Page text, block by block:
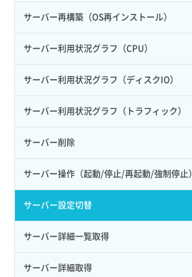
サーバー再構築（OS再インストール）
サーバー利用状況グラフ（CPU）
サーバー利用状況グラフ（ディスクIO）
サーバー利用状況グラフ（トラフィック）
サーバー削除
サーバー操作（起動/停止/再起動/強制停止）
サーバー設定切替
サーバー詳細一覧取得
サーバー詳細取得